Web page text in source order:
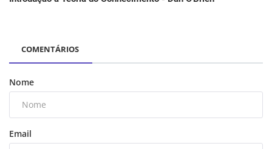
COMENTÁRIOS
Nome
Email